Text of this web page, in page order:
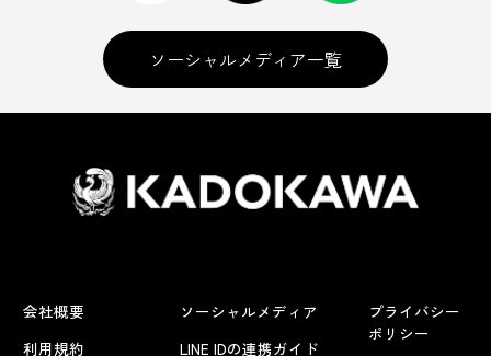
ソーシャルメディア一覧
会社概要
利用規約
ソーシャルメディア
LINE IDの連携ガイド
プライバシー
ポリシー